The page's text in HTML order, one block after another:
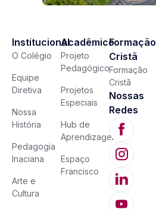
Institucional
O Colégio
Equipe
Diretiva
Nossa
História
Pedagogia
Inaciana
Arte e
Cultura
Acadêmico
Projeto
Pedagógico
Projetos
Especiais
Hub de
Aprendizagem
Espaço
Francisco
Formação
Cristã
Formação
Cristã
Nossas
Redes